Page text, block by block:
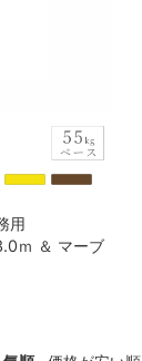
用
ｍ ＆ マーブ
体カバー付